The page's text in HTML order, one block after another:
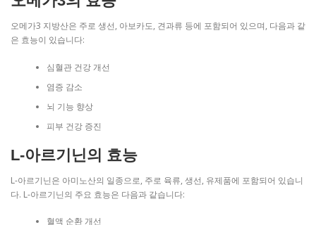
오메가3 지방산은 주로 생선, 아보카도, 견과류 등에 포함되어 있으며, 다음과 같
은 효능이 있습니다:
심혈관 건강 개선
염증 감소
뇌 기능 향상
피부 건강 증진
L-아르기닌의 효능
L-아르기닌은 아미노산의 일종으로, 주로 육류, 생선, 유제품에 포함되어 있습니
다. L-아르기닌의 주요 효능은 다음과 같습니다:
혈액 순환 개선